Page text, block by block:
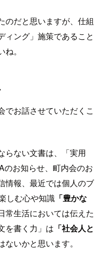
のだと思いますが、仕組
ィング」施策であること
。
でお話させていただくこ
らない文書は、「実用
のお知らせ、町内会のお
情報、最近では個人のブ
しむ心や知識 「豊かな
常生活においては伝えた
を書く力」は 「社会人と
いかと思います。